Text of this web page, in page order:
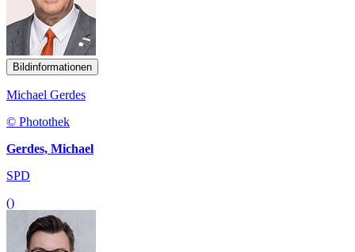
Bildinformationen
Michael Gerdes
© Photothek
Gerdes, Michael
SPD
()